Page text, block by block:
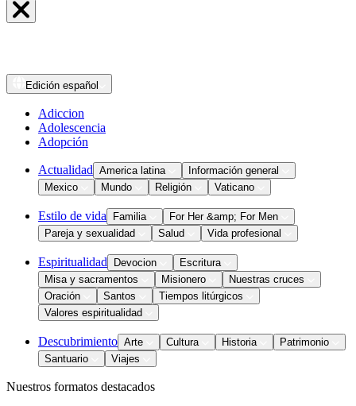
Edición español
Adiccion
Adolescencia
Adopción
Actualidad America latina
Información general
Mexico
Mundo Religión Vaticano
Estilo de vida Familia
For Her &amp; For Men
Pareja y sexualidad
Salud Vida profesional
Espiritualidad Devocion
Escritura
Misa y sacramentos
Misionero
Nuestras cruces
Oración
Santos
Tiempos litúrgicos
Valores espiritualidad
Descubrimiento Arte Cultura Historia
Patrimonio
Santuario
Viajes
Nuestros formatos destacados